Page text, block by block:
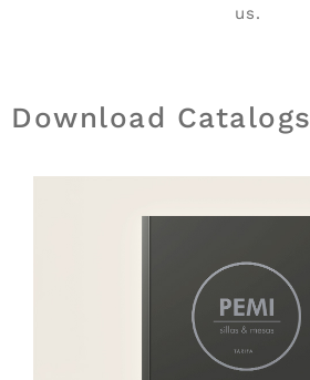
us.
Download Catalogs